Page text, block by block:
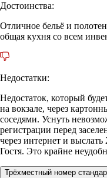
Достоинства:
Отличное бельё и
общая кухня со всем
Недостатки:
Недостаток, который
на вокзале, через
соседями. Уснуть
регистрации перед
через интернет и
Гостя. Это крайне
Трёхместный номер